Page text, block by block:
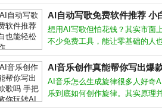
成完整曲目。这些工具降低了门
但也带来选择难题：功能多不多
果好不好、要不要付费？AI生成
AI自动写歌免费软件推荐 小
想用AI写歌但怕花钱？其实市面
不少免费工具，能让零基础的人
用体验出发，聊聊几款真正好用
自动写歌免费软件，帮你绕过那
而不实的坑。免费AI写歌软件哪
AI音乐创作真能帮你写出爆
AI音乐怎么生成旋律很多人好奇
乐到底如何创作旋律。其实原理